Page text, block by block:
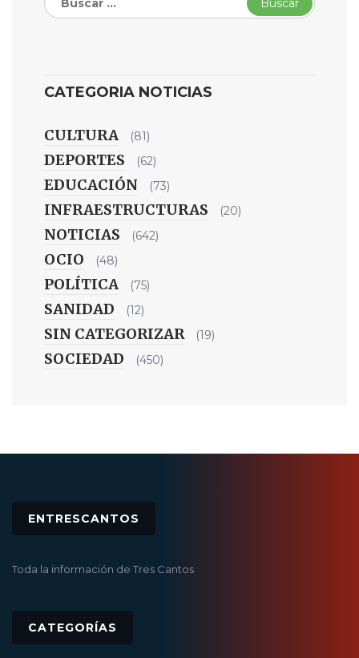
CATEGORIA NOTICIAS
CULTURA (81)
DEPORTES (62)
EDUCACIÓN (73)
INFRAESTRUCTURAS (20)
NOTICIAS (642)
OCIO (48)
POLÍTICA (75)
SANIDAD (12)
SIN CATEGORIZAR (19)
SOCIEDAD (450)
ENTRESCANTOS
Toda la información de Tres Cantos
CATEGORÍAS